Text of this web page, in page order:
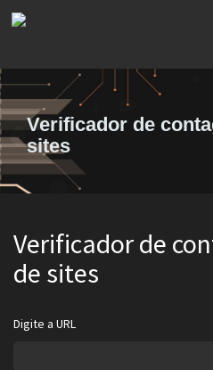
Verificador de
sites
Verificador de
de sites
Digite a URL